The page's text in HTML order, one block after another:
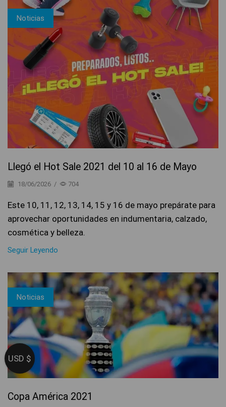
Noticias
Llegó el Hot Sale 2021 del 10 al 16 de Mayo
18/06/2026 / 704
Este 10, 11, 12, 13, 14, 15 y 16 de mayo prepárate para
aprovechar oportunidades en indumentaria, calzado,
cosmética y belleza.
Seguir Leyendo
Noticias
Copa América 2021
USD $